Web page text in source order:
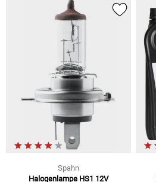
Spahn
Halogenlampe HS1 12V